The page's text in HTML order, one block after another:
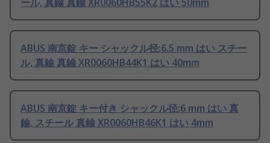
ール, 真鍮 真鍮 XR0060HB55K2 はい 50mm
ABUS 南京錠 キー シャックル径:6.5 mm はい スチー
ル, 真鍮 真鍮 XR0060HB44K1 はい 40mm
ABUS 南京錠 キー付き シャックル径:6 mm はい 真
鍮, スチール 真鍮 XR0060HB46K1 はい 4mm